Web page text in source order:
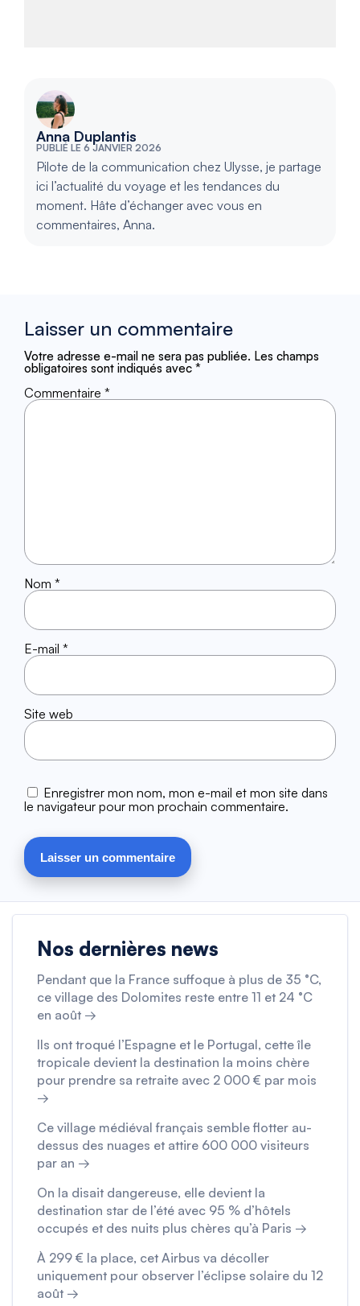
Anna Duplantis
PUBLIÉ LE 6 JANVIER 2026
Pilote de la communication chez Ulysse, je partage
ici l’actualité du voyage et les tendances du
moment. Hâte d’échanger avec vous en
commentaires, Anna.
Laisser un commentaire
Votre adresse e-mail ne sera pas publiée. Les champs
obligatoires sont indiqués avec *
Commentaire *
Nom *
E-mail *
Site web
Enregistrer mon nom, mon e-mail et mon site dans
le navigateur pour mon prochain commentaire.
Nos dernières news
Pendant que la France suffoque à plus de 35 °C,
ce village des Dolomites reste entre 11 et 24 °C
en août →
Ils ont troqué l’Espagne et le Portugal, cette île
tropicale devient la destination la moins chère
pour prendre sa retraite avec 2 000 € par mois
→
Ce village médiéval français semble flotter au-
dessus des nuages et attire 600 000 visiteurs
par an →
On la disait dangereuse, elle devient la
destination star de l’été avec 95 % d’hôtels
occupés et des nuits plus chères qu’à Paris →
À 299 € la place, cet Airbus va décoller
uniquement pour observer l’éclipse solaire du 12
août →